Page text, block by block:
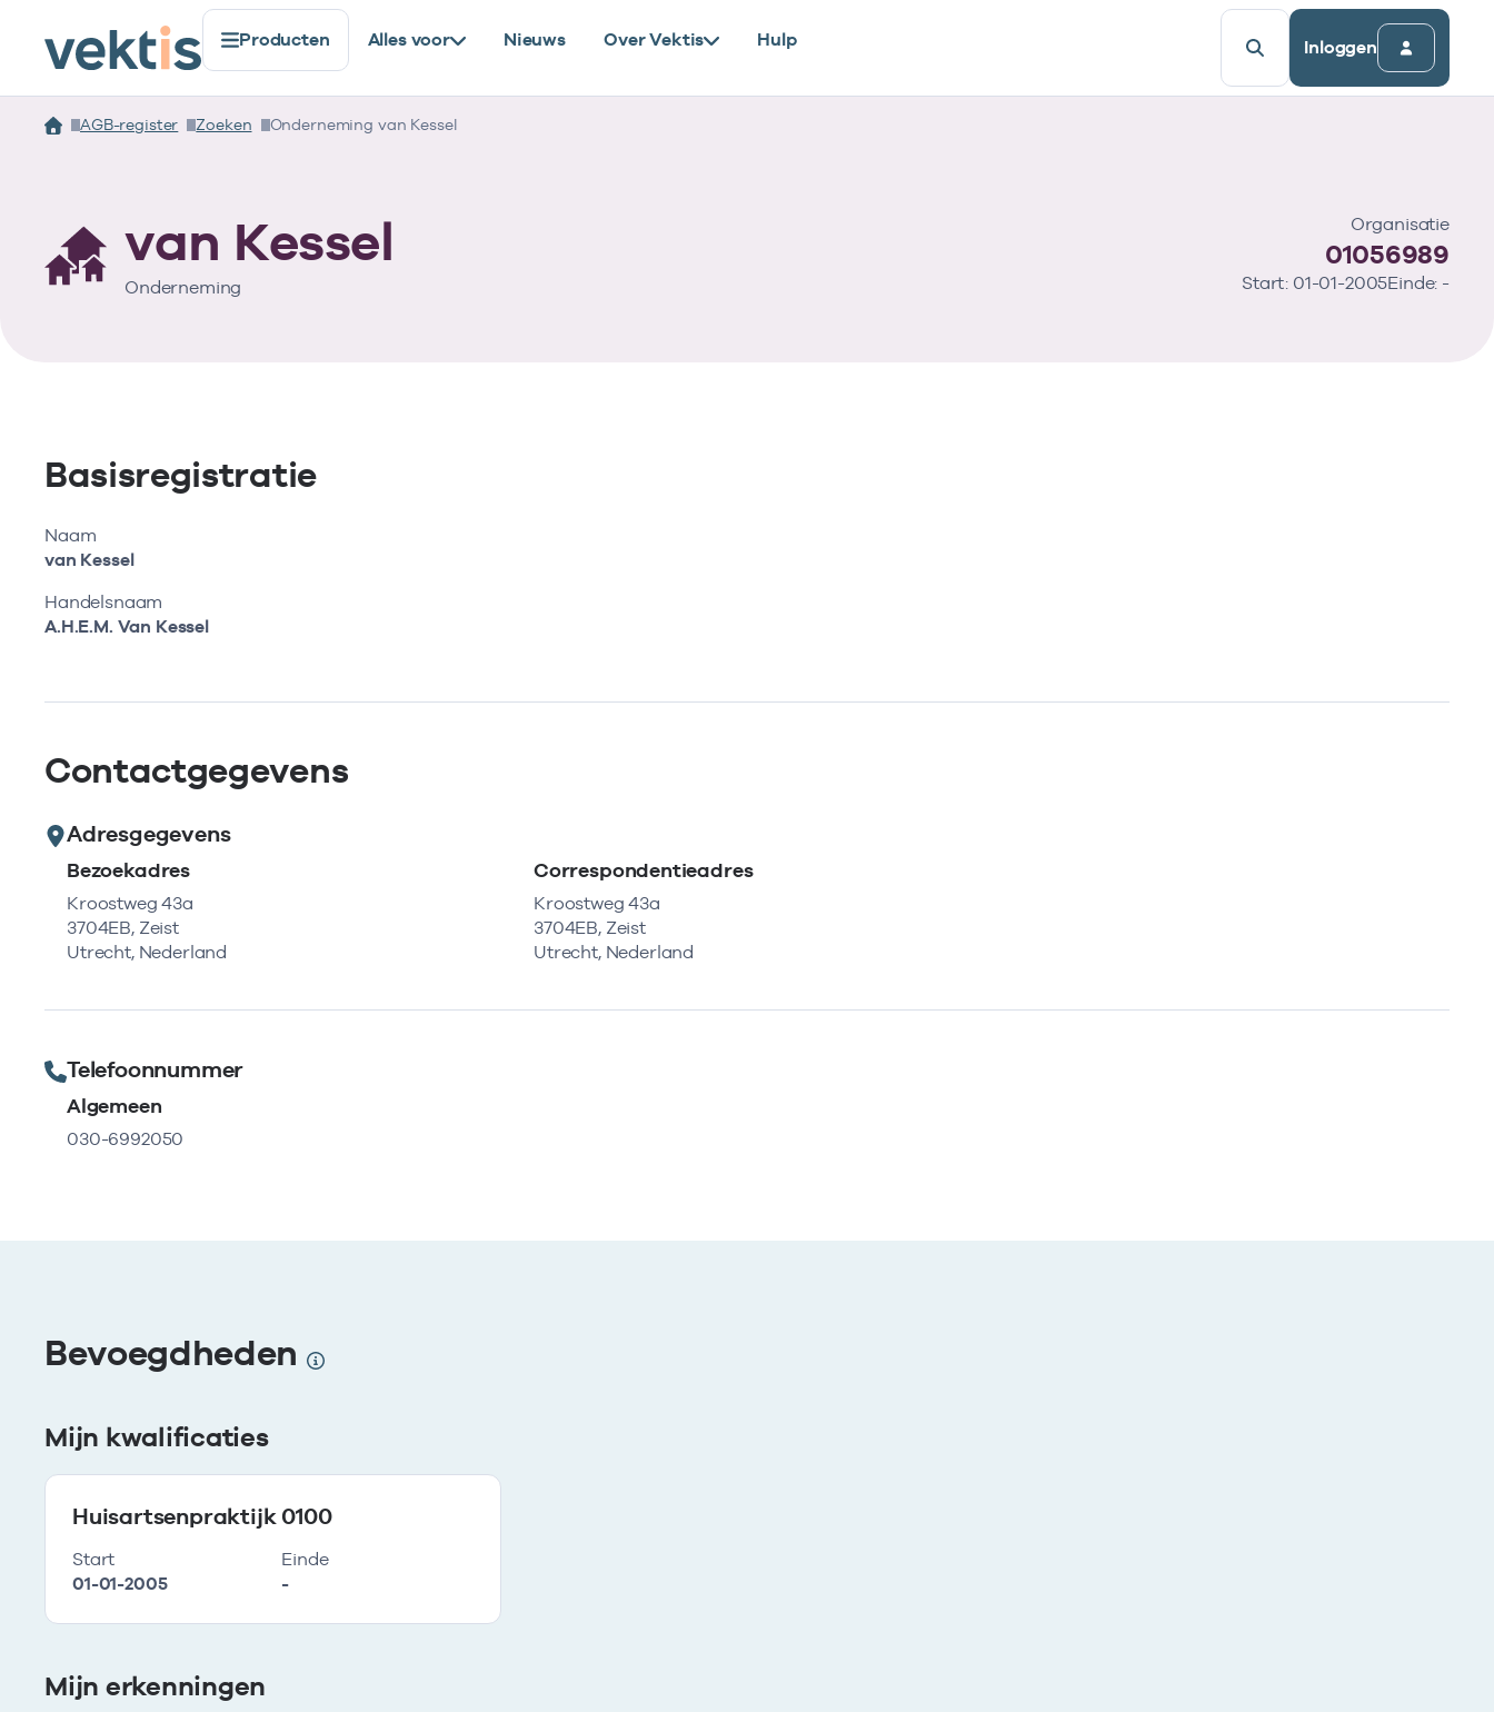
Producten Alles voor Nieuws Over Vektis Hulp Inloggen
AGB-register Zoeken Onderneming van Kessel
van Kessel
Onderneming
Organisatie
01056989
Start: 01-01-2005Einde: -
Basisregistratie
Naam
van Kessel
Handelsnaam
A.H.E.M. Van Kessel
Contactgegevens
Adresgegevens
Bezoekadres
Kroostweg 43a
3704EB, Zeist
Utrecht, Nederland
Correspondentieadres
Kroostweg 43a
3704EB, Zeist
Utrecht, Nederland
Telefoonnummer
Algemeen
030-6992050
Bevoegdheden
Mijn kwalificaties
Huisartsenpraktijk 0100
Start
01-01-2005
Einde
-
Mijn erkenningen